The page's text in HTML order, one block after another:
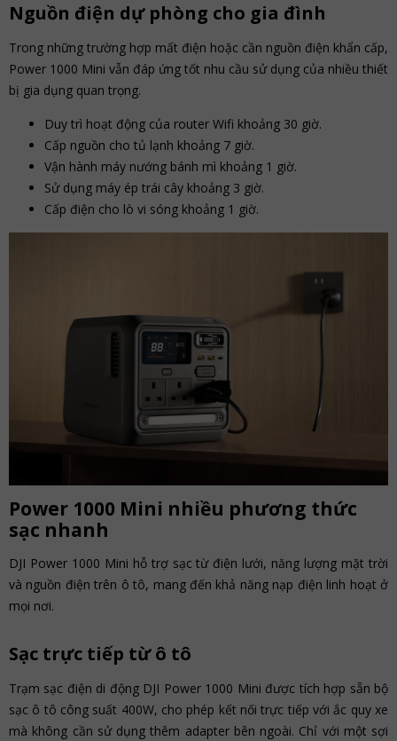
Nguồn điện dự phòng cho gia đình
Trong những trường hợp mất điện hoặc cần nguồn điện khẩn cấp,
Power 1000 Mini vẫn đáp ứng tốt nhu cầu sử dụng của nhiều thiết
bị gia dụng quan trọng.
Duy trì hoạt động của router Wifi khoảng 30 giờ.
Cấp nguồn cho tủ lạnh khoảng 7 giờ.
Vận hành máy nướng bánh mì khoảng 1 giờ.
Sử dụng máy ép trái cây khoảng 3 giờ.
Cấp điện cho lò vi sóng khoảng 1 giờ.
Power 1000 Mini nhiều phương thức
sạc nhanh
DJI Power 1000 Mini hỗ trợ sạc từ điện lưới, năng lượng mặt trời
và nguồn điện trên ô tô, mang đến khả năng nạp điện linh hoạt ở
mọi nơi.
Sạc trực tiếp từ ô tô
Trạm sạc điện di động DJI Power 1000 Mini được tích hợp sẵn bộ
sạc ô tô công suất 400W, cho phép kết nối trực tiếp với ắc quy xe
mà không cần sử dụng thêm adapter bên ngoài. Chỉ với một sợi